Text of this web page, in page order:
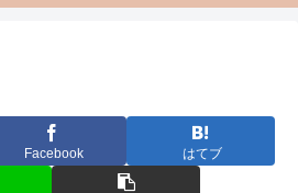
Facebook はてブ